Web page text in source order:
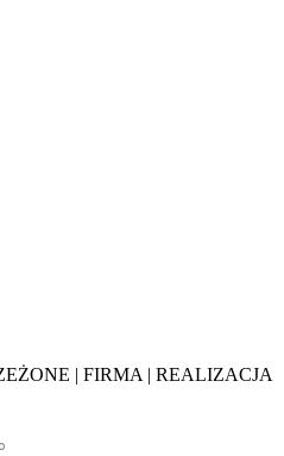
| FIRMA | REALIZACJA